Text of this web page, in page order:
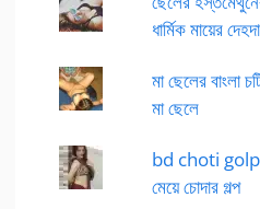
ধার্মিক মায়ের
মা ছেলের বাংলা
মা ছেলে
bd choti golpo
মেয়ে চোদার গল্প